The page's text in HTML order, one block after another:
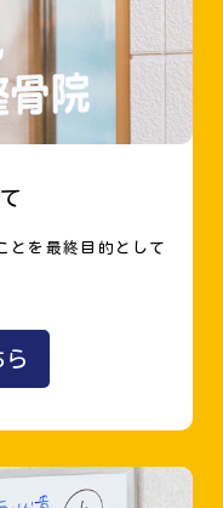
とを最終目的として
ら